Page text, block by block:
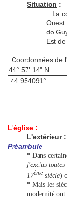
Situation :
La
Ouest
de
Est
Coordonnées de
44° 57' 14" N
44.954091°
L'église :
L'extérieur:
Préambule
* Dans
j'exclus
17ème siècle)
* Mais les
modernité ont